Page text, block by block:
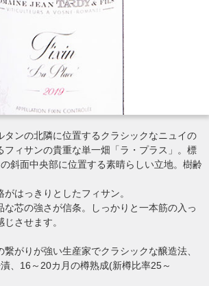
タンの北隣に位置するクラシックなニュイの
フィサンの貴重な単一畑「ラ・プラス」。標
斜面中央部に位置する素晴らしい立地。樹齢
はっきりとしたフィサン。
な芯の強さが信条。しっかりと一本筋の入っ
させます。
がりが強い生産家でクラシックな醸造法、
、16～20カ月の樽熟成(新樽比率25～